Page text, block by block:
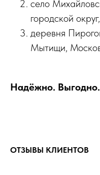
село
городской
деревня
Мытищи,
Надёжно.
ОТЗЫВЫ КЛИЕНТОВ